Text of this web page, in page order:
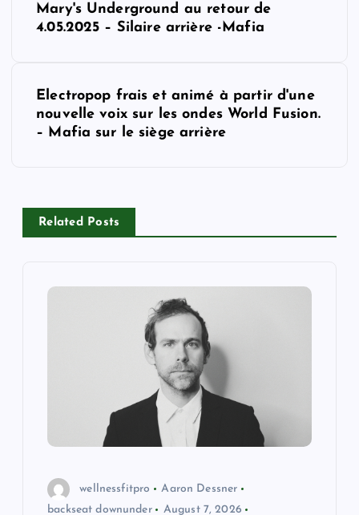
v
Mary's Underground au retour de
4.05.2025 – Silaire arrière -Mafia
Electropop frais et animé à partir d'une
nouvelle voix sur les ondes World Fusion.
– Mafia sur le siège arrière
Related Posts
wellnessfitpro
Aaron Dessner
backseat downunder
August 7, 2026